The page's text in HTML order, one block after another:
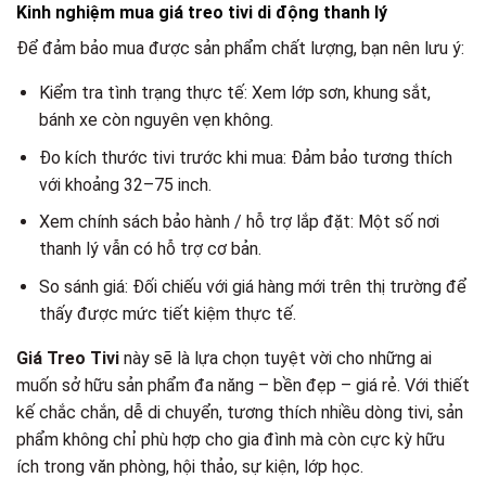
Kinh nghiệm mua giá treo tivi di động thanh lý
Để đảm bảo mua được sản phẩm chất lượng, bạn nên lưu ý:
Kiểm tra tình trạng thực tế: Xem lớp sơn, khung sắt,
bánh xe còn nguyên vẹn không.
Đo kích thước tivi trước khi mua: Đảm bảo tương thích
với khoảng 32–75 inch.
Xem chính sách bảo hành / hỗ trợ lắp đặt: Một số nơi
thanh lý vẫn có hỗ trợ cơ bản.
So sánh giá: Đối chiếu với giá hàng mới trên thị trường để
thấy được mức tiết kiệm thực tế.
Giá Treo Tivi này sẽ là lựa chọn tuyệt vời cho những ai
muốn sở hữu sản phẩm đa năng – bền đẹp – giá rẻ. Với thiết
kế chắc chắn, dễ di chuyển, tương thích nhiều dòng tivi, sản
phẩm không chỉ phù hợp cho gia đình mà còn cực kỳ hữu
ích trong văn phòng, hội thảo, sự kiện, lớp học.